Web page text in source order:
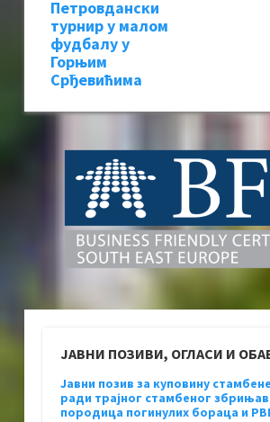
Петровдански
турнир у малом
фудбалу у
Горњим
Срђевићима
ЈАВНИ ПОЗИВИ, ОГЛАСИ И
Јавни позив за куповину
ради трајног стамбеног
породица погинулих бораца и